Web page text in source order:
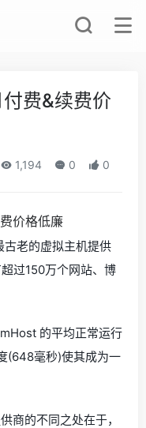
费&续费价
1,194 0 0
古老的虚拟主机提供
过150万个网站、博
的平均正常运行
(648毫秒)使其成为一
商的不同之处在于，